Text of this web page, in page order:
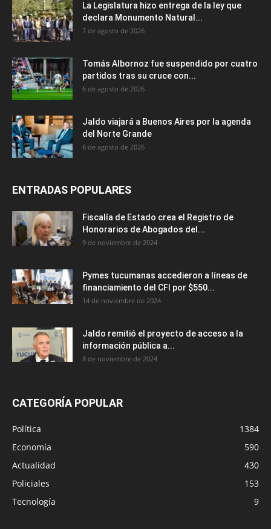
La Legislatura hizo entrega de la ley que
declara Monumento Natural...
7 de agosto de 2026
Tomás Albornoz fue suspendido por cuatro
partidos tras su cruce con...
6 de agosto de 2026
Jaldo viajará a Buenos Aires por la agenda
del Norte Grande
6 de agosto de 2026
ENTRADAS POPULARES
Fiscalía de Estado crea el Registro de
Honorarios de Abogados del...
9 de noviembre de 2024
Pymes tucumanas accedieron a líneas de
financiamiento del CFI por $550...
14 de noviembre de 2024
Jaldo remitió el proyecto de acceso a la
información pública a...
8 de noviembre de 2024
CATEGORÍA POPULAR
Política
1384
Economía
590
Actualidad
430
Policiales
153
Tecnología
9